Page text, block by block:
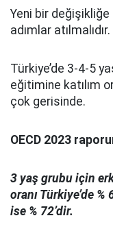
Yeni bir
adımlar atılmalıdır.
Türkiye’de 3-4-5
eğitimine katılım
çok gerisinde.
OECD 2023
3 yaş grubu için
oranı Türkiye’de
ise % 72’dir.